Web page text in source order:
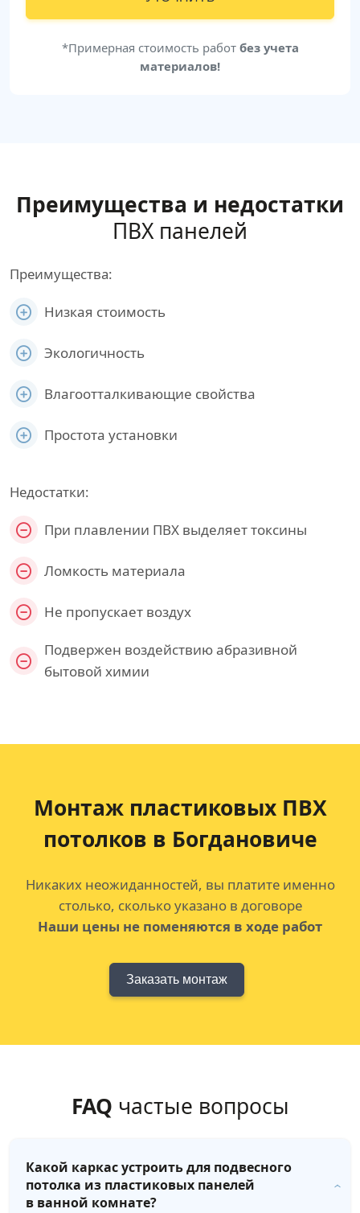
*Примерная стоимость работ без учета
материалов!
Преимущества и недостатки
ПВХ панелей
Преимущества:
Низкая стоимость
Экологичность
Влагоотталкивающие свойства
Простота установки
Недостатки:
При плавлении ПВХ выделяет токсины
Ломкость материала
Не пропускает воздух
Подвержен воздействию абразивной
бытовой химии
Монтаж пластиковых ПВХ
потолков в Богдановиче
Никаких неожиданностей, вы платите именно
столько, сколько указано в договоре
Наши цены не поменяются в ходе работ
Заказать монтаж
FAQ частые вопросы
Какой каркас устроить для подвесного
потолка из пластиковых панелей
в ванной комнате?